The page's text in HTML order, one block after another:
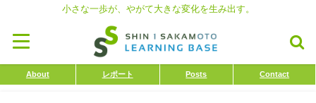
小さな一歩が、やがて大きな変化を生み出す。
About レポート Posts Contact